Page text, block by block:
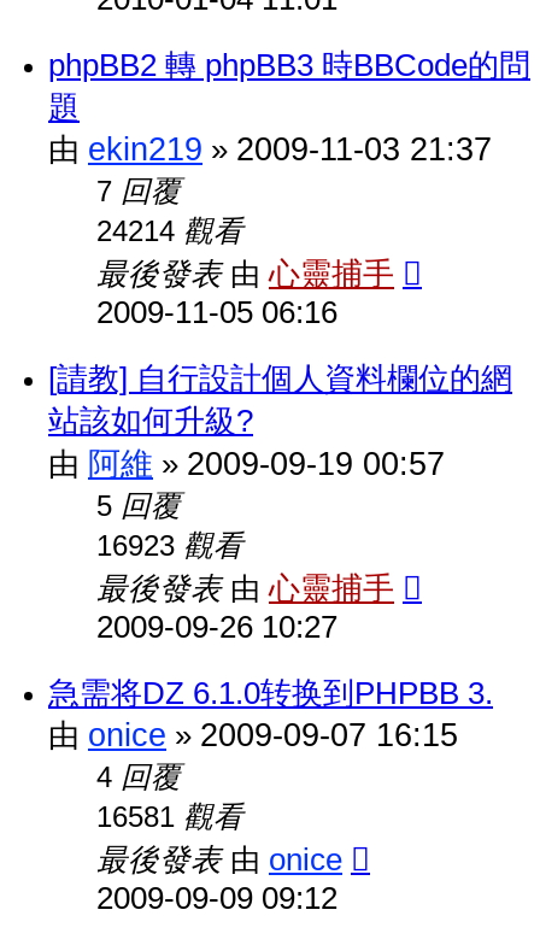
phpBB2 轉 phpBB3 時BBCode的問
題
由 ekin219 » 2009-11-03 21:37
7 回覆
24214 觀看
最後發表 由心靈捕手
2009-11-05 06:16
[請教] 自行設計個人資料欄位的網
站該如何升級?
由 阿維 » 2009-09-19 00:57
5 回覆
16923 觀看
最後發表 由心靈捕手
2009-09-26 10:27
急需将DZ 6.1.0转换到PHPBB 3.
由 onice » 2009-09-07 16:15
4 回覆
16581 觀看
最後發表 由 onice
2009-09-09 09:12